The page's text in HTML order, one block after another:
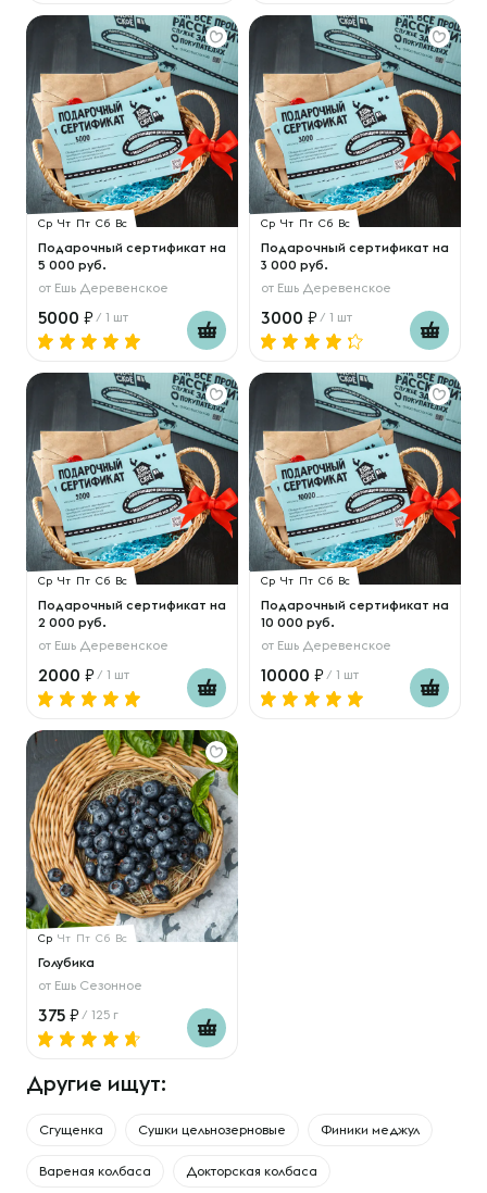
Ср Чт Пт Сб Вс
Подарочный сертификат на
5 000 руб.
от Ешь Деревенское
5000 / 1 шт
Ср Чт Пт Сб Вс
Подарочный сертификат на
3 000 руб.
от Ешь Деревенское
3000 / 1 шт
Ср Чт Пт Сб Вс
Подарочный сертификат на
2 000 руб.
от Ешь Деревенское
2000 / 1 шт
Ср Чт Пт Сб Вс
Подарочный сертификат на
10 000 руб.
от Ешь Деревенское
10000 / 1 шт
Ср Чт Пт Сб Вс
Голубика
от Ешь Сезонное
375 / 125 г
Другие ищут:
Сгущенка Сушки цельнозерновые Финики меджул
Вареная колбаса Докторская колбаса